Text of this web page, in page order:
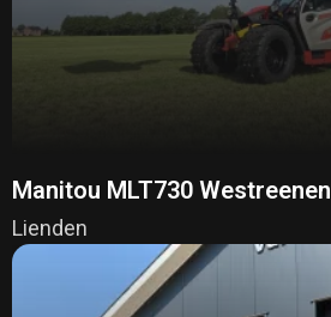
Manitou MLT730 Westreenen
Lienden